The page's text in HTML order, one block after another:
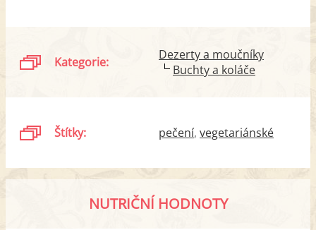
Kategorie:
Dezerty a moučníky
Buchty a koláče
Štítky: pečení vegetariánské
NUTRIČNÍ HODNOTY